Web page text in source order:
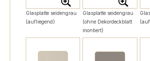
Glasplatte seidengrau
(aufliegend)
Glasplatte seidengrau
(ohne Dekordeckblatt
montiert)